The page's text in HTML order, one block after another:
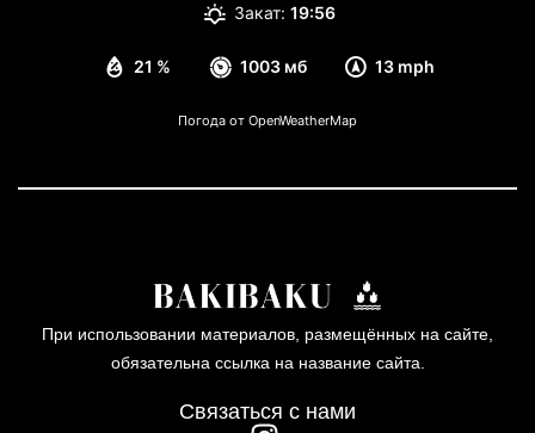
21 % 1003 мб 13 mph
Закат: 19:56
Погода от OpenWeatherMap
При использовании материалов, размещённых на сайте,
обязательна ссылка на название сайта.
Связаться с нами